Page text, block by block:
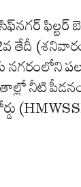
ఫిల్టర్
2వ తేదీ
నీటి